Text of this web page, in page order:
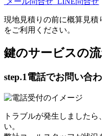
現地見積りの前に概算見
をご利用ください。
鍵のサービスの
step.1電話でお問い合
トラブルが発生しました
い。